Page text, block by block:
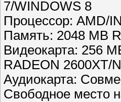
7/WINDOWS 8
Процессор: AMD/
Память: 2048 MB
Видеокарта: 256
RADEON 2600XT/
Аудиокарта:
Свободное место